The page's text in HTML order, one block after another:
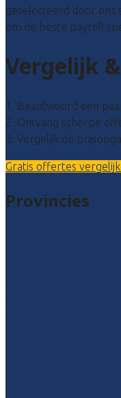
geselecteerd door ons
om de beste payroll
Vergelijk
1. Beantwoord een
2. Ontvang scherpe
3. Vergelijk de
Gratis offertes
Provincies